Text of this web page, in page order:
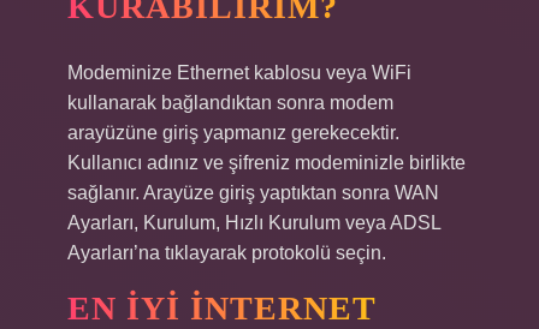
Modeminize Ethernet kablosu veya WiFi
kullanarak bağlandıktan sonra modem
arayüzüne giriş yapmanız gerekecektir.
Kullanıcı adınız ve şifreniz modeminizle birlikte
sağlanır. Arayüze giriş yaptıktan sonra WAN
Ayarları, Kurulum, Hızlı Kurulum veya ADSL
Ayarları’na tıklayarak protokolü seçin.
EN IYI INTERNET